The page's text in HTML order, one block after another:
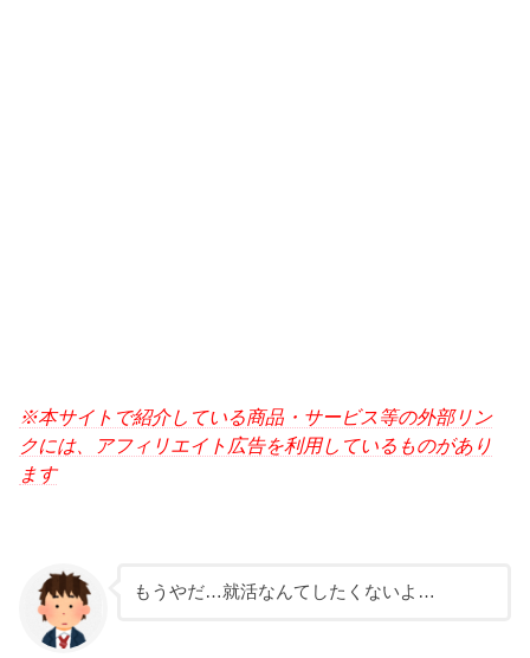
※本サイトで紹介している商品・サービス等の外部リン
クには、アフィリエイト広告を利用しているものがあり
ます
もうやだ…就活なんてしたくないよ…